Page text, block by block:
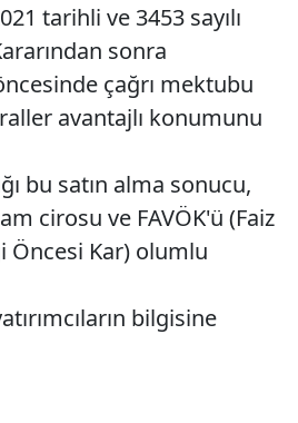
tarihli ve 3453 sayılı
sonra
çağrı mektubu
avantajlı konumunu
bu satın alma sonucu,
cirosu ve FAVÖK'ü (Faiz
Kar) olumlu
bilgisine